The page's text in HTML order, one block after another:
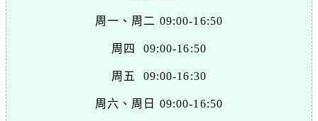
周一、周二 09:00-16:50
周四 09:00-16:50
周五 09:00-16:30
周六、周日 09:00-16:50